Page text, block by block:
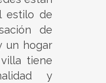
estilo de
de
un hogar
tiene
y